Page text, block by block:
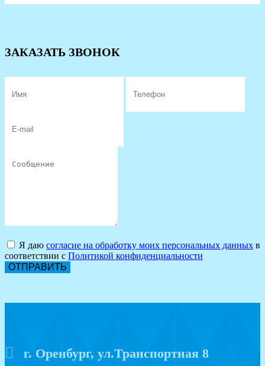
ЗАКАЗАТЬ ЗВОНОК
Я даю согласие на обработку моих персональных данных в
соответствии с Политикой конфиденциальности
ОТПРАВИТЬ
г. Оренбург, ул.Транспортная 8